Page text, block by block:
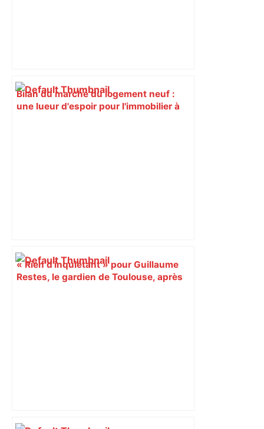
Bilan du marché du logement neuf :
une lueur d'espoir pour l'immobilier à
« Rien d'inquiétant » pour Guillaume
Restes, le gardien de Toulouse, après